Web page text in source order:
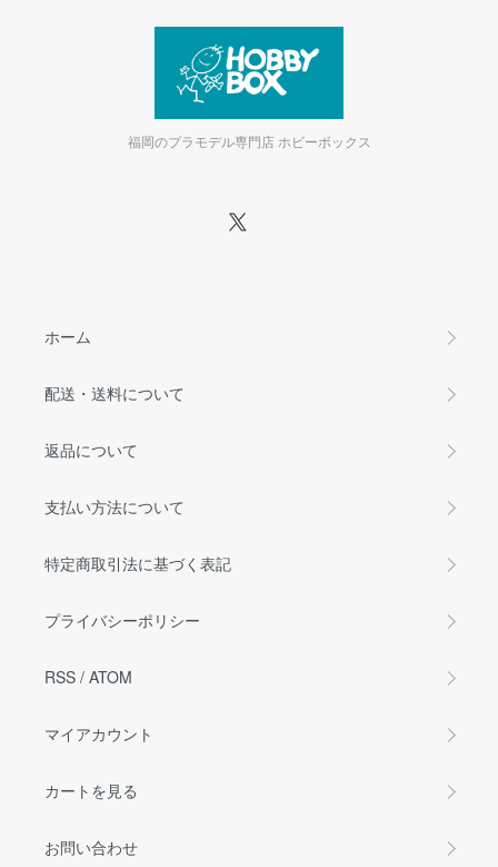
福岡のプラモデル専門店 ホビーボックス
ホーム
配送・送料について
返品について
支払い方法について
特定商取引法に基づく表記
プライバシーポリシー
RSS / ATOM
マイアカウント
カートを見る
お問い合わせ